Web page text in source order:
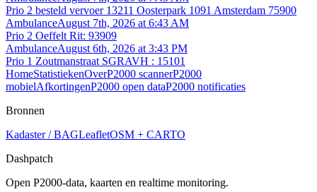
Prio 2 besteld vervoer 13211 Oosterpark 1091 Amsterdam 75900
AmbulanceAugust 7th, 2026 at 6:43 AM
Prio 2 Oeffelt Rit: 93909
AmbulanceAugust 6th, 2026 at 3:43 PM
Prio 1 Zoutmanstraat SGRAVH : 15101
HomeStatistiekenOverP2000 scannerP2000
mobielAfkortingenP2000 open dataP2000 notificaties
Bronnen
Kadaster / BAGLeafletOSM + CARTO
Dashpatch
Open P2000-data, kaarten en realtime monitoring.